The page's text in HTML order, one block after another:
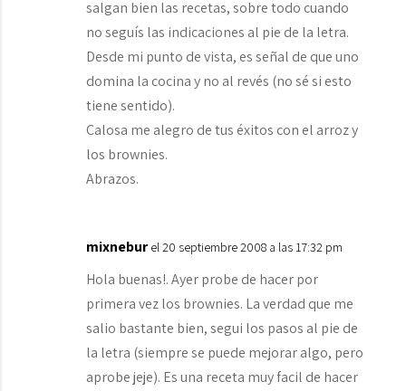
salgan bien las recetas, sobre todo cuando
no seguís las indicaciones al pie de la letra.
Desde mi punto de vista, es señal de que uno
domina la cocina y no al revés (no sé si esto
tiene sentido).
Calosa me alegro de tus éxitos con el arroz y
los brownies.
Abrazos.
mixnebur el 20 septiembre 2008 a las 17:32 pm
Hola buenas!. Ayer probe de hacer por
primera vez los brownies. La verdad que me
salio bastante bien, segui los pasos al pie de
la letra (siempre se puede mejorar algo, pero
aprobe jeje). Es una receta muy facil de hacer